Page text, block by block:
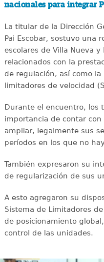
nacionales para integrar
La titular de la Dirección
Pai Escobar, sostuvo una
escolares de Villa Nueva
relacionados con la
de regulación, así como
limitadores de velocidad
Durante el encuentro, los
importancia de contar
ampliar, legalmente sus
períodos en los que no
También expresaron su
de regularización de sus
A esto agregaron su
Sistema de Limitadores
de posicionamiento
control de las unidades.